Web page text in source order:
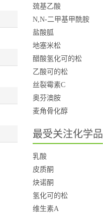
巯基乙酸
N,N-二甲基甲酰胺
盐酸胍
地塞米松
醋酸氢化可的松
乙酸可的松
丝裂霉素C
奥芬澳胺
麦角骨化醇
最受关注化学品
乳酸
皮质酮
炔诺酮
氢化可的松
维生素A